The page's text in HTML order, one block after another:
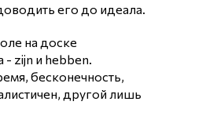
его до идеала.
на доске
- zijn и hebben.
бесконечность,
другой лишь